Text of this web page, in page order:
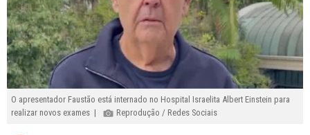
O apresentador Faustão está internado no Hospital Israelita Albert Einstein para
realizar novos exames |
Reprodução / Redes Sociais